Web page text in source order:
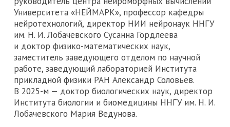
Университета «НЕЙМАРК», профессор кафедры
нейротехнологий, директор НИИ нейронаук ННГУ
им. Н. И. Лобачевского Сусанна Гордлеева
и доктор физико-математических наук,
заместитель заведующего отделом по научной
работе, заведующий лабораторией Института
прикладной физики РАН Александр Соловьев.
В 2025-м — доктор биологических наук, директор
Института биологии и биомедицины ННГУ им. Н. И.
Лобачевского Мария Ведунова.